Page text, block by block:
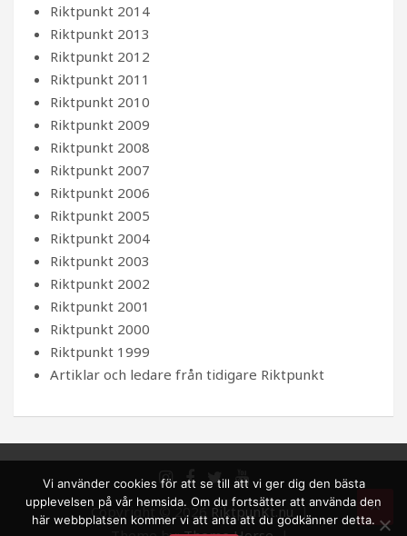
Riktpunkt 2014
Riktpunkt 2013
Riktpunkt 2012
Riktpunkt 2011
Riktpunkt 2010
Riktpunkt 2009
Riktpunkt 2008
Riktpunkt 2007
Riktpunkt 2006
Riktpunkt 2005
Riktpunkt 2004
Riktpunkt 2003
Riktpunkt 2002
Riktpunkt 2001
Riktpunkt 2000
Riktpunkt 1999
Artiklar och ledare från tidigare Riktpunkt
Copyright © 2026RiktpunKt.nu
Vi använder cookies för att se till att vi ger dig den bästa
upplevelsen på vår hemsida. Om du fortsätter att använda den
här webbplatsen kommer vi att anta att du godkänner detta.